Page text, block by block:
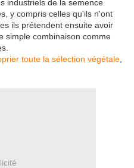
industriels de la semence
y compris celles qu'ils n'ont
ils prétendent ensuite avoir
simple combinaison comme
toute la sélection végétale